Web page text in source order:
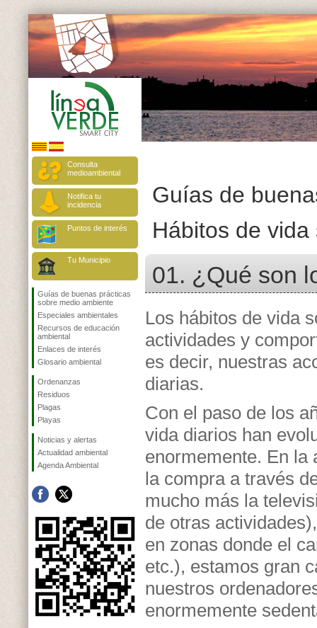
Consulta
medioambiental
Notifica tu
incidencia
Puntos de interés
Tu Municipio
Guías de buenas prácticas
sobre medio ambiente
Especiales ambientales
Recursos de educación
ambiental
Enlaces de interés
Glosario ambiental
Ordenanzas
Residuos
Plagas
Playas
Noticias y alertas
Actualidad ambiental
Agenda Ambiental
Guías de
Hábitos de vida
01. ¿Qué son
Los hábitos de vida
actividades y
es decir, nuestras
diarias.
Con el paso de los
vida diarios han
enormemente. En la
la compra a través
mucho más la
de otras
en zonas donde el
etc.), estamos gran
nuestros
enormemente